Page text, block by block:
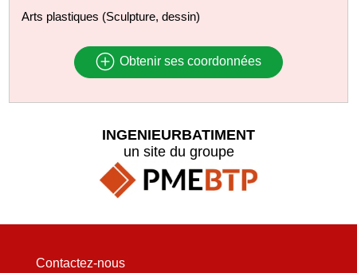
Arts plastiques (Sculpture, dessin)
Obtenir ses coordonnées
INGENIEURBATIMENT
un site du groupe
Contactez-nous